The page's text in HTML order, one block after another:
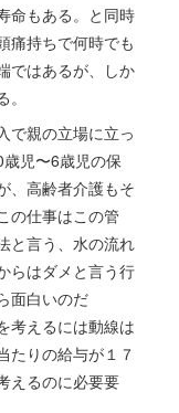
命もある。と同時
痛持ちで何時でも
ではあるが、しか
で親の立場に立っ
児〜6歳児の保
、高齢者介護もそ
の仕事はこの管
と言う、水の流れ
らはダメと言う行
面白いのだ
考えるには動線は
たりの給与が１７
えるのに必要要